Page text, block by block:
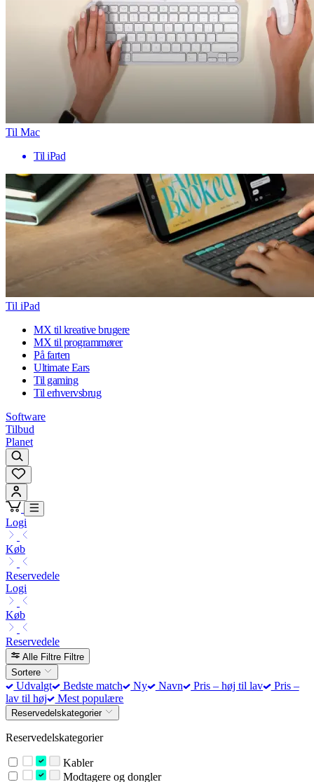
Til Mac
Til iPad
Til iPad
MX til kreative brugere
MX til programmører
På farten
Ultimate Ears
Til gaming
Til erhvervsbrug
Software
Tilbud
Planet
Logi
Køb
Reservedele
Logi
Køb
Reservedele
Alle Filtre Filtre
Sortere
Udvalgt Bedste match Ny Navn Pris – høj til lav
Pris –
lav til høj
Mest populære
Reservedelskategorier
Reservedelskategorier
Kabler
Modtagere og dongler